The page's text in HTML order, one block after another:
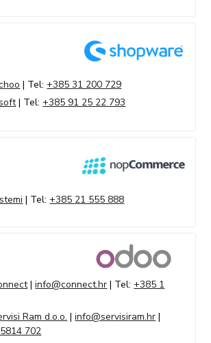
| Tel:+385 31 200 729
| Tel:+385 91 25 22 793
| Tel:+385 21 555 888
|info@connect.hr | Tel:+385 1
Ram d.o.o. |info@servisiram.hr |
702